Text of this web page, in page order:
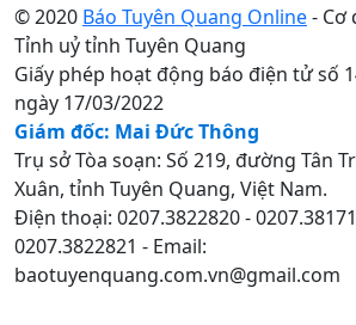
© 2020 Báo Tuyên Quang Online- Cơ
Tỉnh uỷ tỉnh Tuyên Quang
Giấy phép hoạt động báo điện tử số
ngày 17/03/2022
Giám đốc: Mai Đức Thông
Trụ sở Tòa soạn: Số 219, đường Tân
Xuân, tỉnh Tuyên Quang, Việt Nam.
Điện thoại: 0207.3822820 -
0207.3822821 - Email:
baotuyenquang.com.vn@gmail.com